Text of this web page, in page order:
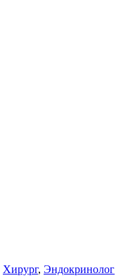
Хирург, Эндокринолог